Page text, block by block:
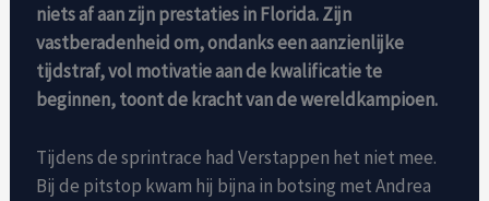
niets af aan zijn prestaties in Florida. Zijn
vastberadenheid om, ondanks een aanzienlijke
tijdstraf, vol motivatie aan de kwalificatie te
beginnen, toont de kracht van de wereldkampioen.
Tijdens de sprintrace had Verstappen het niet mee.
Bij de pitstop kwam hij bijna in botsing met Andrea